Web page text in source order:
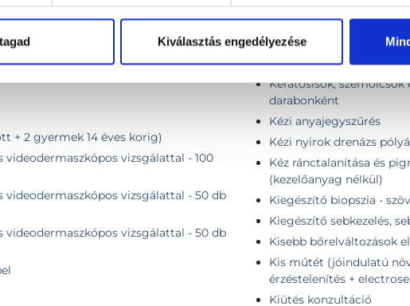
Kiválasztás engedélyezése
egyszerű területről
(1 db) bőrgyógyász szakorvos által
(2 db) bőrgyógyász szakorvos által
(3 db) bőrgyógyász szakorvos által
+ 2 gyermek 14 éves korig)
vizsgálattal - 100
videodermaszkópos vizsgálattal - 50 db
videodermaszkópos vizsgálattal - 50 db
Kenalog infiltráció
Keratosis eltávolítása
Keratosis eltávolítása
Keratosisok,
darabonként
Kézi anyajegyszűrés
Kézi nyirok drenázs
Kéz ránctalanítása és
(kezelőanyag nélkül)
Kiegészítő biopszia -
Kiegészítő sebkezelés,
Kisebb bőrelváltozások
Kis műtét (jóindulatú
érzéstelenítés +
Kiütés konzultáció